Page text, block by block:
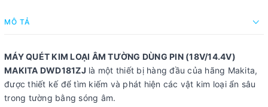
MÔ TẢ
MÁY QUÉT KIM LOẠI ÂM TƯỜNG DÙNG PIN (18V/14.4V)
MAKITA DWD181ZJ là một thiết bị hàng đầu của hãng Makita,
được thiết kế để tìm kiếm và phát hiện các vật kim loại ẩn sâu
trong tường bằng sóng âm.